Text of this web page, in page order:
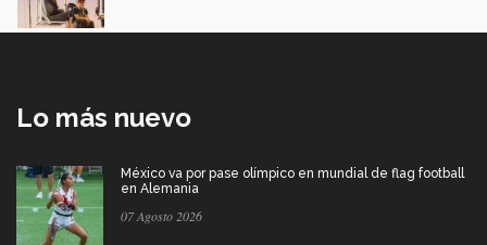
Lo más nuevo
México va por pase olímpico en mundial de flag football
en Alemania
07 Agosto 2026